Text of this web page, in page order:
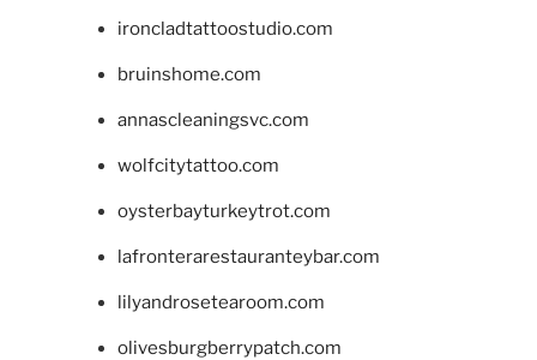
ironcladtattoostudio.com
bruinshome.com
annascleaningsvc.com
wolfcitytattoo.com
oysterbayturkeytrot.com
lafronterarestauranteybar.com
lilyandrosetearoom.com
olivesburgberrypatch.com